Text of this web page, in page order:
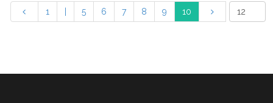
1 5 6 7 8 9 10